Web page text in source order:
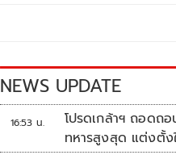
NEWS UPDATE
16:53 น.
โปรดเกล้าฯ ถอดถ
ทหารสูงสุด แต่งตั้ง